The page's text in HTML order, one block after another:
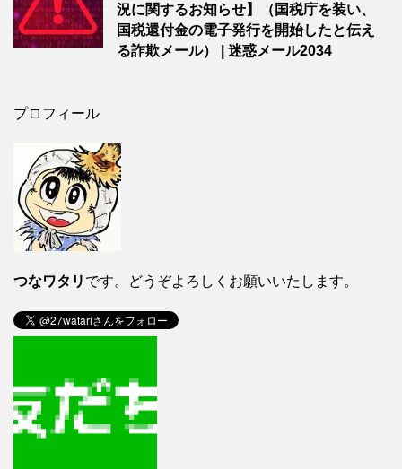
況に関するお知らせ】（国税庁を装い、
国税還付金の電子発行を開始したと伝え
る詐欺メール） | 迷惑メール2034
プロフィール
つなワタリ です。どうぞよろしくお願いいたします。